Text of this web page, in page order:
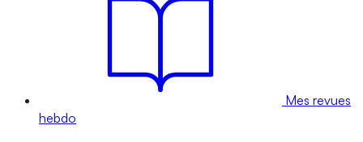
Mes revues
hebdo